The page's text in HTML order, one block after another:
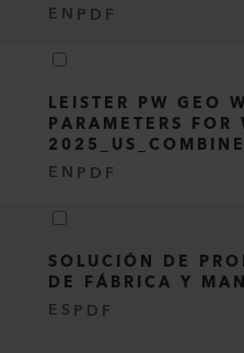
EN PDF
LEISTER PW GEO
PARAMETERS
EN PDF
SOLUCIÓN DE
DE FÁBRICA Y
ES PDF